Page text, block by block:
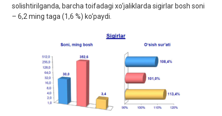
solishtirilganda, barcha toifadagi xo‘jaliklarda sigirlar bosh soni
– 6,2 ming taga (1,6 %) ko‘paydi.